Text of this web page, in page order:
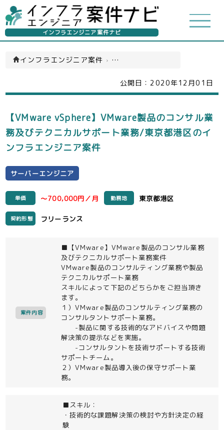
インフラエンジニア案件ナビ
インフラエンジニア案件 › サーバーエンジニア(一覧)
公開日： 2020年12月01日
【VMware vSphere】VMware製品のコンサル業
務及びテクニカルサポート業務/東京都港区のイ
ンフラエンジニア案件
サーバーエンジニア
単価 ～700,000円／月 勤務地 東京都港区
契約形態 フリーランス
案件内容
■【VMware】VMware製品のコンサル業務
及びテクニカルサポート業務案件
VMware製品のコンサルティング業務や製品
テクニカルサポート業務
スキルによって下記のどちらかをご担当頂き
ます。
１）VMware製品のコンサルティング業務の
コンサルタントサポート業務。
-製品に関する技術的なアドバイスや問題
解決策の提示などを実施。
-コンサルタントを技術サポートする技術
サポートチーム。
２）VMware製品導入後の保守サポート業
務。
■スキル：
・技術的な課題解決策の検討や方針決定の経
験